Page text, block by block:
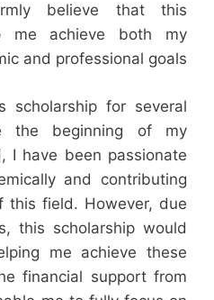
believe that this
me achieve both my
and professional goals.
scholarship for several
the beginning of my
I have been passionate
and contributing
this field. However, due
this scholarship would
me achieve these
financial support from